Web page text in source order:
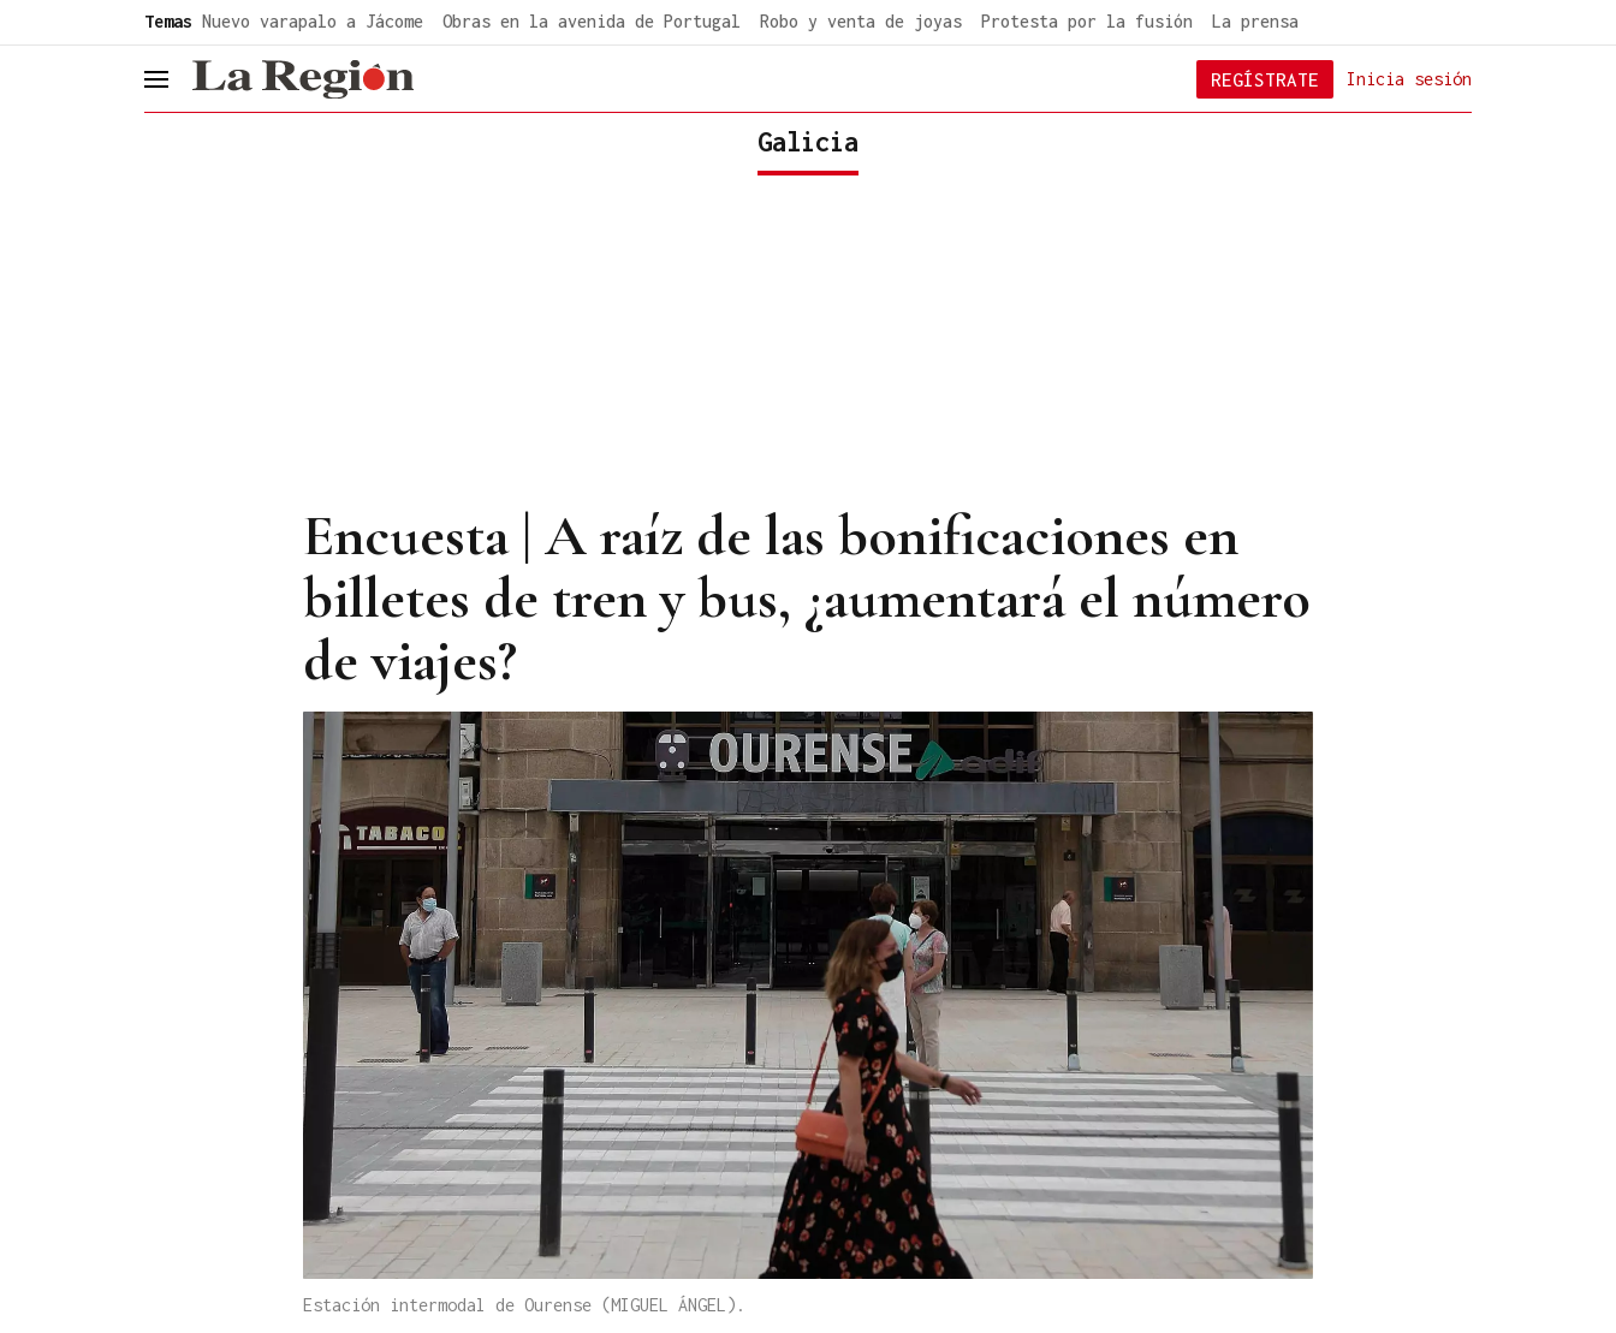
Temas Nuevo varapalo a Jácome Obras en la avenida de Portugal Robo y venta de joyas Protesta por la fusión La prensa
header.menu.open Inicia sesión
REGÍSTRATE
Galicia
Encuesta | A raíz de las bonificaciones en
billetes de tren y bus, ¿aumentará el número
de viajes?
Estación intermodal de Ourense (MIGUEL ÁNGEL).